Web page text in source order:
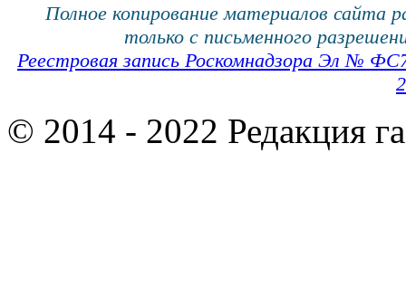
Полное копирование материалов сайта
только с письменного
Реестровая запись Роскомнадзора Эл №
© 2014 - 2022 Редакция